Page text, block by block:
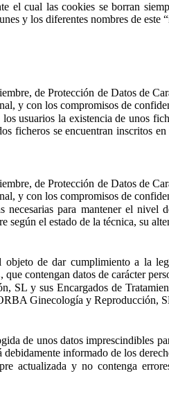
el cual las cookies se borran
y los diferentes nombres de este
de Protección de Datos de
y con los compromisos de
usuarios la existencia de unos
ficheros se encuentran inscritos
de Protección de Datos de
y con los compromisos de
para mantener el nivel
el estado de la técnica, su
de dar cumplimiento a la
contengan datos de carácter
y sus Encargados de
Ginecología y Reproducción,
de unos datos imprescindibles
informado de los
actualizada y no contenga